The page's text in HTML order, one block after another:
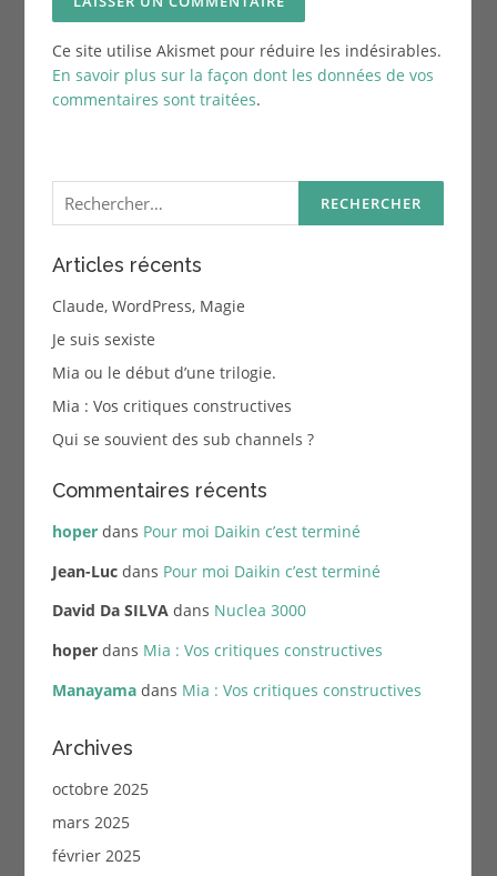
Ce site utilise Akismet pour réduire les indésirables.
En savoir plus sur la façon dont les données de vos
commentaires sont traitées.
Rechercher :
Articles récents
Claude, WordPress, Magie
Je suis sexiste
Mia ou le début d’une trilogie.
Mia : Vos critiques constructives
Qui se souvient des sub channels ?
Commentaires récents
hoperdans Pour moi Daikin c’est terminé
Jean-Lucdans Pour moi Daikin c’est terminé
David Da SILVAdans Nuclea 3000
hoperdans Mia : Vos critiques constructives
Manayamadans Mia : Vos critiques constructives
Archives
octobre 2025
mars 2025
février 2025